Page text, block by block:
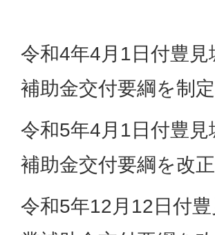
令和4年4月1日付豊
補助金交付要綱を制
令和5年4月1日付豊
補助金交付要綱を改
令和5年12月12日付